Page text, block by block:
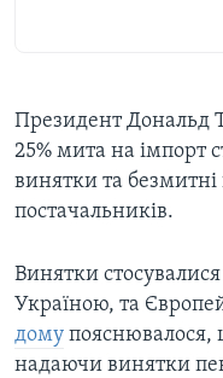
Президент Дональд
25% мита на імпорт
винятки та
постачальників.
Винятки
Україною, та
дому пояснювалося,
надаючи винятки